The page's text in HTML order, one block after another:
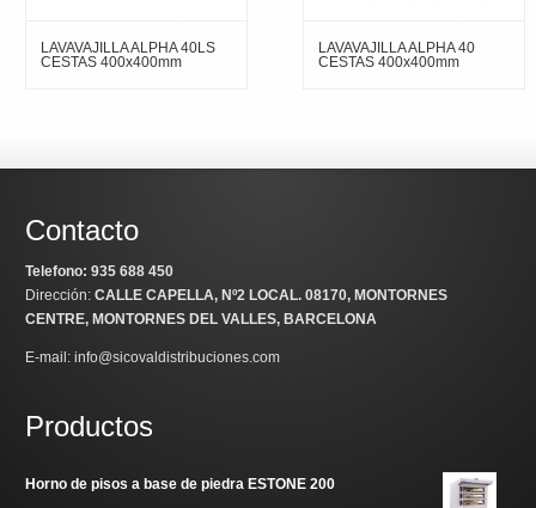
LAVAVAJILLA ALPHA 40LS
CESTAS 400x400mm
LAVAVAJILLA ALPHA 40
CESTAS 400x400mm
Contacto
Telefono: 935 688 450
Dirección:CALLE CAPELLA, Nº2 LOCAL. 08170, MONTORNES
CENTRE, MONTORNES DEL VALLES, BARCELONA
E-mail: info@sicovaldistribuciones.com
Productos
Horno de pisos a base de piedra ESTONE 200